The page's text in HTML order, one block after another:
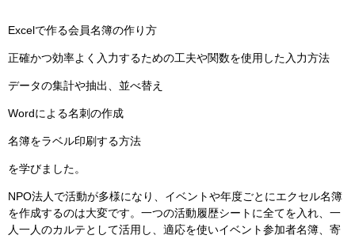
Excelで作る会員名簿の作り方
正確かつ効率よく入力するための工夫や関数を使用した入力方法
データの集計や抽出、並べ替え
Wordによる名刺の作成
名簿をラベル印刷する方法
を学びました。
NPO法人で活動が多様になり、イベントや年度ごとにエクセル名簿
を作成するのは大変です。一つの活動履歴シートに全てを入れ、一
人一人のカルテとして活用し、適応を使いイベント参加者名簿、寄